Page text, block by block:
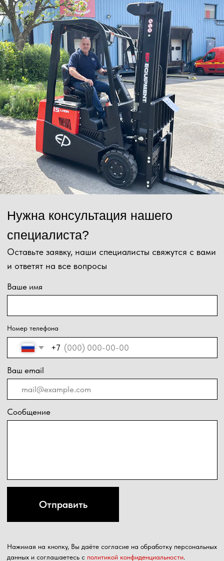
Ваше имя
Номер телефона
+7
Ваш email
Сообщение
Нажимая на кнопку, Вы даёте согласие на обработку персональных
данных и соглашаетесь с политикой конфиденциальности
Оставьте заявку, наши специалисты свяжутся с вами
и ответят на все вопросы
специалиста?